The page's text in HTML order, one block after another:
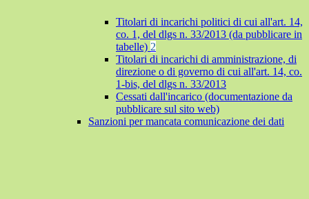
Titolari di incarichi politici di cui all'art. 14,
co. 1, del dlgs n. 33/2013 (da pubblicare in
tabelle) 2
Titolari di incarichi di amministrazione, di
direzione o di governo di cui all'art. 14, co.
1-bis, del dlgs n. 33/2013
Cessati dall'incarico (documentazione da
pubblicare sul sito web)
Sanzioni per mancata comunicazione dei dati